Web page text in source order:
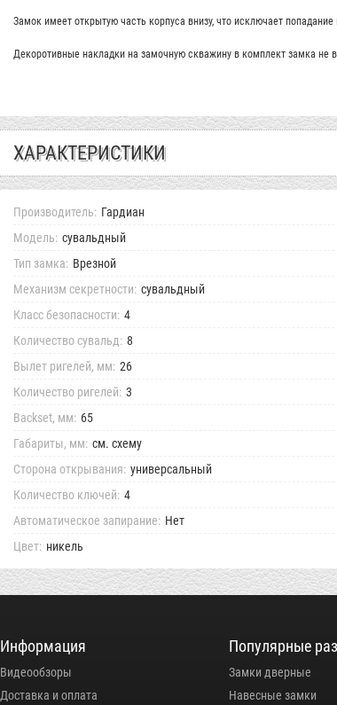
Замок имеет открытую часть корпуса внизу, что исключает
Декоротивные накладки на замочную скважину в комплект замка не
ХАРАКТЕРИСТИКИ
Производитель: Гардиан
Модель: сувальдный
Тип замка: Врезной
Механизм секретности: сувальдный
Класс безопасности: 4
Количество сувальд: 8
Вылет ригелей, мм: 26
Количество ригелей: 3
Backset, мм: 65
Габариты, мм: см. схему
Сторона открывания: универсальный
Количество ключей: 4
Автоматическое запирание: Нет
Цвет: никель
Информация
Видеообзоры
Доставка и оплата
Популярные
Замки дверные
Навесные замки